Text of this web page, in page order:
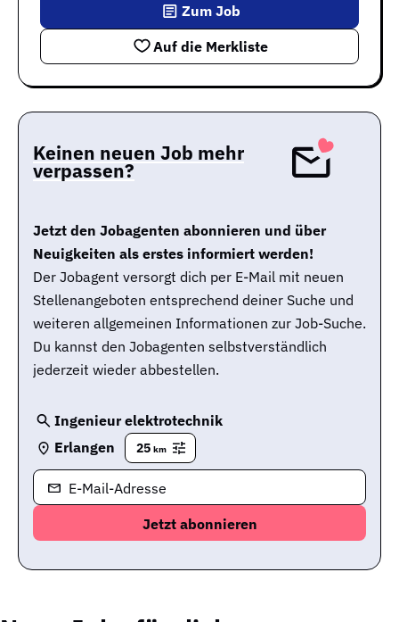
Auf die Merkliste
Zum Job
Keinen neuen Job mehr
verpassen?
Jetzt den Jobagenten abonnieren und über
Neuigkeiten als erstes informiert werden!
Der Jobagent versorgt dich per E-Mail mit neuen
Stellenangeboten entsprechend deiner Suche und
weiteren allgemeinen Informationen zur Job-Suche.
Du kannst den Jobagenten selbstverständlich
jederzeit wieder abbestellen.
Ingenieur elektrotechnik
Erlangen
25 km
E-Mail-Adresse